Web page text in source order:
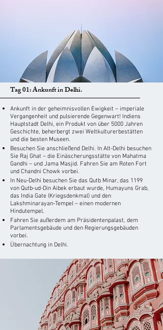
Tag 01: Ankunft in Delhi.
Ankunft in der geheimnisvollen Ewigkeit – imperiale
Vergangenheit und pulsierende Gegenwart! Indiens
Hauptstadt Delhi, ein Produkt von über 5000 Jahren
Geschichte, beherbergt zwei Weltkulturerbestätten
und die besten Museen.
Besuchen Sie anschließend Delhi. In Alt-Delhi besuchen
Sie Raj Ghat – die Einäscherungsstätte von Mahatma
Gandhi – und Jama Masjid. Fahren Sie am Roten Fort
und Chandni Chowk vorbei.
In Neu-Delhi besuchen Sie das Qutb Minar, das 1199
von Qutb-ud-Din Aibek erbaut wurde, Humayuns Grab,
das India Gate (Kriegsdenkmal) und den
Lakshminarayan-Tempel – einen modernen
Hindutempel.
Fahren Sie außerdem am Präsidentenpalast, dem
Parlamentsgebäude und den Regierungsgebäuden
vorbei.
Übernachtung in Delhi.